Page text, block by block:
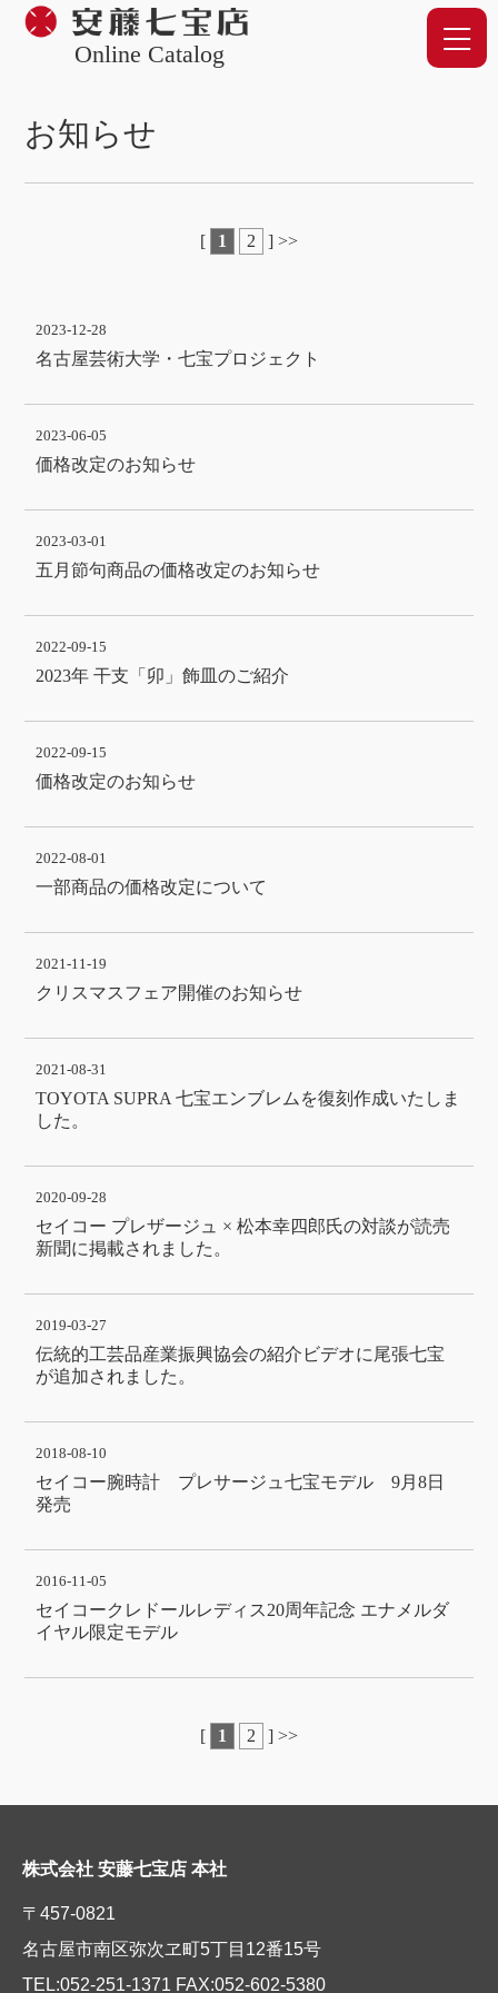
Online Catalog
お知らせ
[ 1 2 ] >>
2023-12-28
名古屋芸術大学・七宝プロジェクト
2023-06-05
価格改定のお知らせ
2023-03-01
五月節句商品の価格改定のお知らせ
2022-09-15
2023年 干支「卯」飾皿のご紹介
2022-09-15
価格改定のお知らせ
2022-08-01
一部商品の価格改定について
2021-11-19
クリスマスフェア開催のお知らせ
2021-08-31
TOYOTA SUPRA 七宝エンブレムを復刻作成いたしま
した。
2020-09-28
セイコー プレザージュ × 松本幸四郎氏の対談が読売
新聞に掲載されました。
2019-03-27
伝統的工芸品産業振興協会の紹介ビデオに尾張七宝
が追加されました。
2018-08-10
セイコー腕時計 プレサージュ七宝モデル 9月8日
発売
2016-11-05
セイコークレドールレディス20周年記念 エナメルダ
イヤル限定モデル
[ 1 2 ] >>
株式会社 安藤七宝店 本社
〒457-0821
名古屋市南区弥次ヱ町5丁目12番15号
TEL:052-251-1371 FAX:052-602-5380